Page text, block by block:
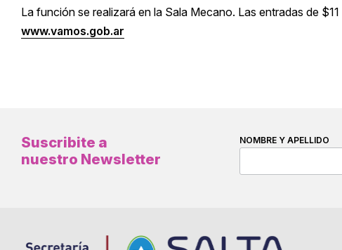
La función se realizará en la Sala Mecano. Las entradas de
www.vamos.gob.ar
Suscribite a
nuestro Newsletter
NOMBRE Y APELLIDO